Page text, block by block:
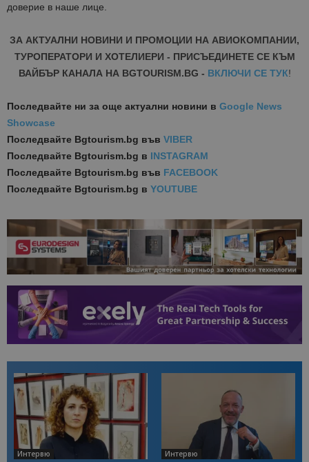
доверие в наше лице.
ЗА АКТУАЛНИ НОВИНИ И ПРОМОЦИИ НА АВИОКОМПАНИИ,
ТУРОПЕРАТОРИ И ХОТЕЛИЕРИ - ПРИСЪЕДИНЕТЕ СЕ КЪМ
ВАЙБЪР КАНАЛА НА BGTOURISM.BG - ВКЛЮЧИ СЕ ТУК!
Последвайте ни за още актуални новини в Google News
Showcase
Последвайте Bgtourism.bg във VIBER
Последвайте Bgtourism.bg в INSTAGRAM
Последвайте Bgtourism.bg във FACEBOOK
Последвайте Bgtourism.bg в YOUTUBE
Интервю Интервю